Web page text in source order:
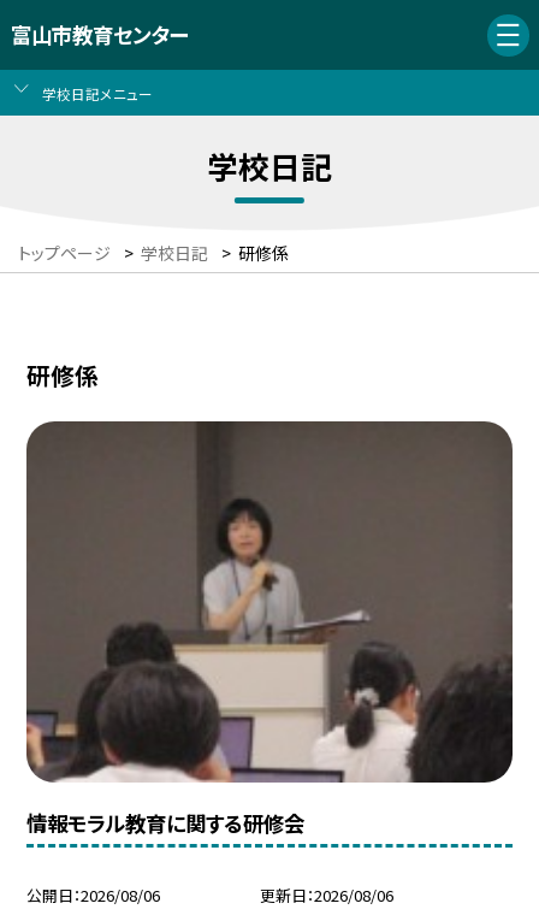
富山市教育センター
学校日記メニュー
学校日記
トップページ > 学校日記 > 研修係
研修係
情報モラル教育に関する研修会
公開日 2026/08/06 更新日 2026/08/06